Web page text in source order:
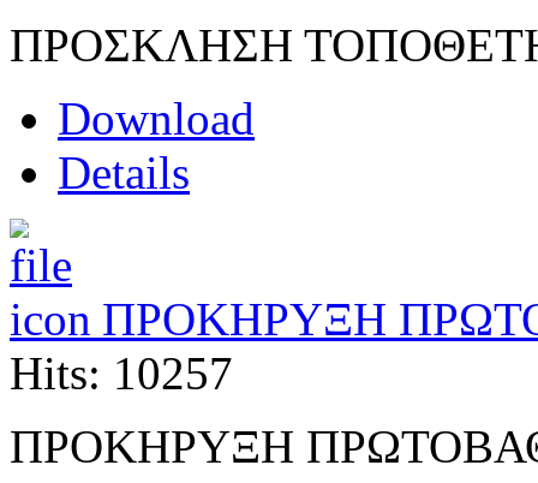
ΠΡΟΣΚΛΗΣΗ
Download
Details
ΠΡΟΚΗΡΥΞΗ
Hits: 10257
ΠΡΟΚΗΡΥΞΗ